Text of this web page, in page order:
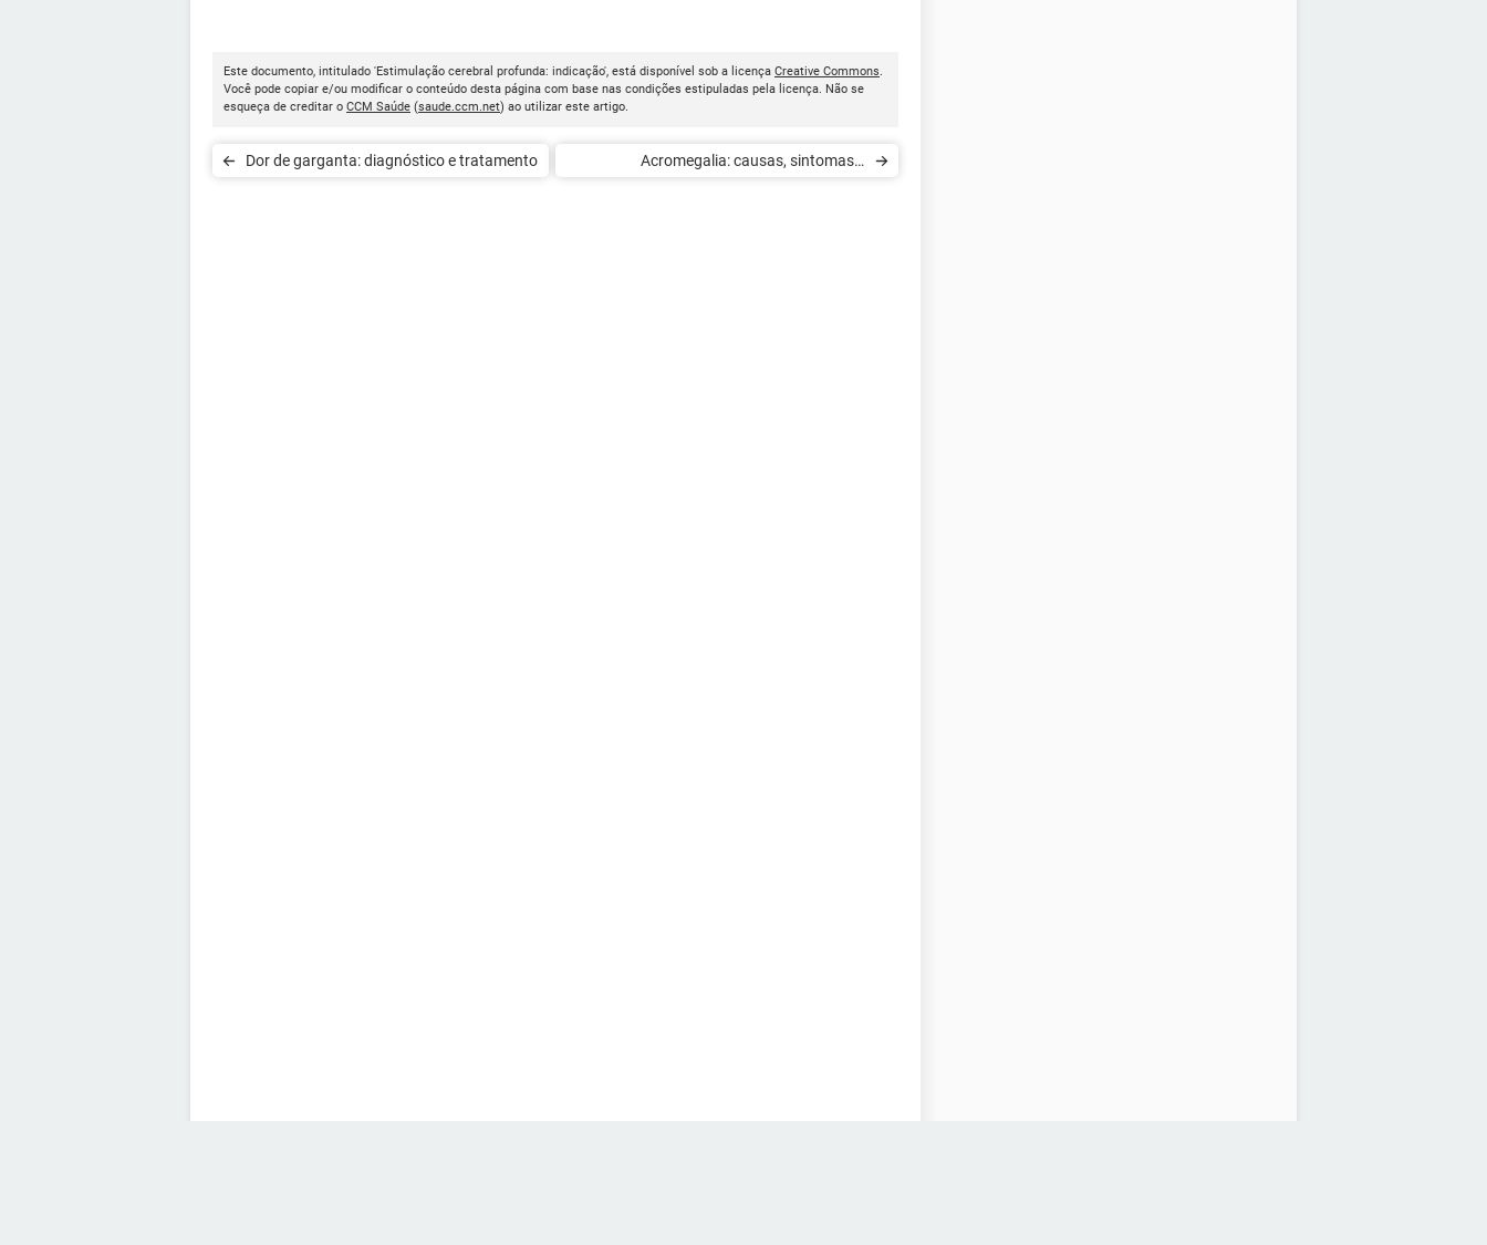
Este documento, intitulado 'Estimulação cerebral profunda: indicação', está disponível sob a licença Creative Commons.
Você pode copiar e/ou modificar o conteúdo desta página com base nas condições estipuladas pela licença. Não se
esqueça de creditar o CCM Saúde (saude.ccm.net) ao utilizar este artigo.
Dor de garganta: diagnóstico e tratamento
Acromegalia: causas, sintomas e